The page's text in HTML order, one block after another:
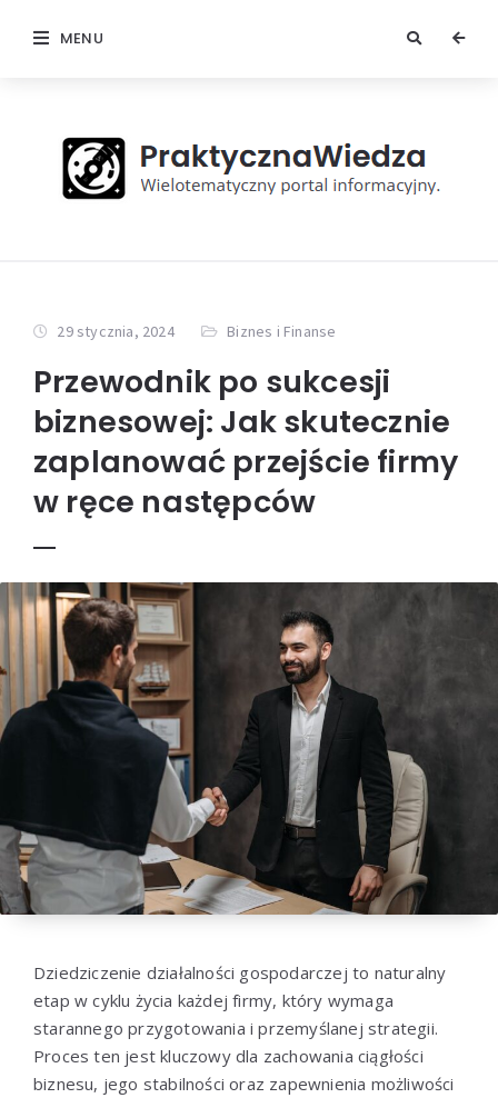
MENU
29 stycznia, 2024 Biznes i Finanse
Przewodnik po sukcesji
biznesowej: Jak skutecznie
zaplanować przejście firmy
w ręce następców
Dziedziczenie działalności gospodarczej to naturalny
etap w cyklu życia każdej firmy, który wymaga
starannego przygotowania i przemyślanej strategii.
Proces ten jest kluczowy dla zachowania ciągłości
biznesu, jego stabilności oraz zapewnienia możliwości